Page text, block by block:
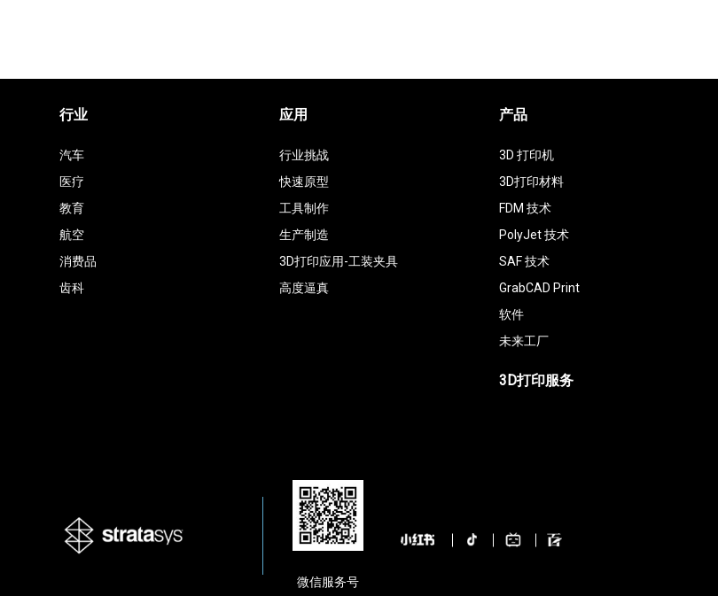
行业
汽车
医疗
教育
航空
消费品
齿科
应用
行业挑战
快速原型
工具制作
生产制造
3D打印应用-工装夹具
高度逼真
产品
3D 打印机
3D打印材料
FDM 技术
PolyJet 技术
SAF 技术
GrabCAD Print
软件
未来工厂
3D打印服务
微信服务号